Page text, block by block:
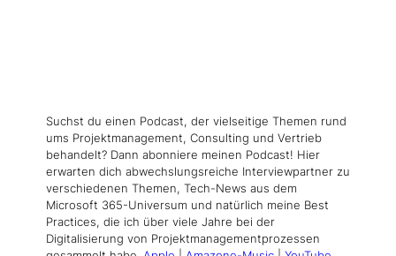
Suchst du einen Podcast, der vielseitige Themen rund
ums Projektmanagement, Consulting und Vertrieb
behandelt? Dann abonniere meinen Podcast! Hier
erwarten dich abwechslungsreiche Interviewpartner zu
verschiedenen Themen, Tech-News aus dem
Microsoft 365-Universum und natürlich meine Best
Practices, die ich über viele Jahre bei der
Digitalisierung von Projektmanagementprozessen